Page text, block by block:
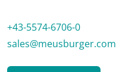
+43-5574-6706-0
sales@meusburger.com